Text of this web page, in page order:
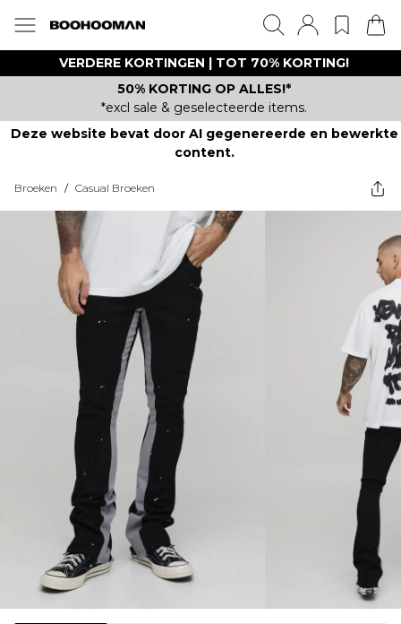
VERDERE KORTINGEN | TOT 70% KORTING!
50% KORTING OP ALLES!*
*excl sale & geselecteerde items.
Deze website bevat door AI gegenereerde en bewerkte
content.
Broeken / Casual Broeken